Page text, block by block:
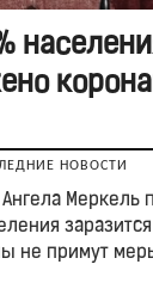
НОВОСТИ
Меркель
не примут